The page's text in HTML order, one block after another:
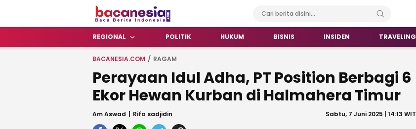
Bacanesia.com
Baca Berita Indonesia
REGIONAL POLITIK HUKUM BISNIS INSIDEN TRAVELING
BACANESIA.COM RAGAM
Perayaan Idul Adha, PT Position Berbagi 6
Ekor Hewan Kurban di Halmahera Timur
Am Aswad Rifa sadjidin Sabtu, 7 Juni 2025 | 14:13 WIT